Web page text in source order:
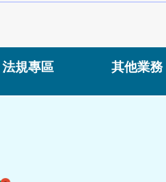
法規專區 其他業務